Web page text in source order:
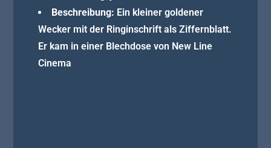
Beschreibung: Ein kleiner goldener
Wecker mit der Ringinschrift als Ziffernblatt.
Er kam in einer Blechdose von New Line
Cinema